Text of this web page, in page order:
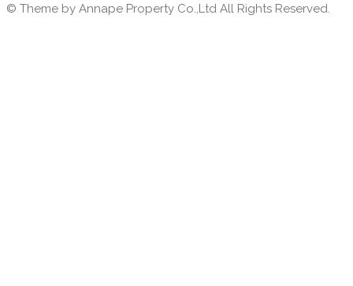
© Theme by Annape Property Co.,Ltd All Rights Reserved.